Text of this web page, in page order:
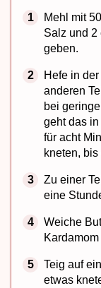
Mehl mit
Salz und 2
geben.
Hefe in
anderen
bei
geht das
für acht
kneten,
Zu einer
eine
Weiche
Teig auf
etwas